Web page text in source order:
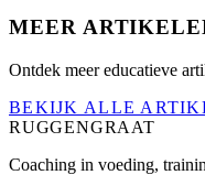
MEER
Ontdek meer educatieve
BEKIJK ALLE
RUGGENGRAAT
Coaching in voeding,